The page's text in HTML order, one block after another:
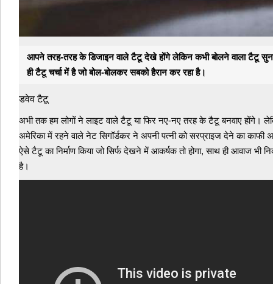
आपने तरह-तरह के डिजाइन वाले टैटू देखे होंगे लेकिन कभी बोलने वाला टैटू सुना
ही टैटू चर्चा में है जो बोल-बोलकर सबको हैरान कर रहा है।
डवेव टैटू
अभी तक हम लोगों ने लाइट वाले टैटू या फिर नए-नए तरह के टैटू बनवाए होंगे।
अमेरिका में रहने वाले नेट सिगॉर्डकर ने अपनी पत्‍नी को सरप्राइज देने का काफी
ऐसे टैटू का निर्माण किया जो सिर्फ देखने में आकर्षक तो होगा, साथ ही आवाज भी
है।